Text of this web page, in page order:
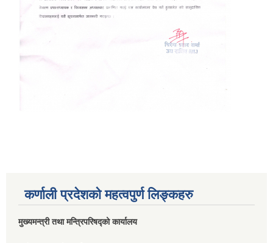
कर्णाली प्रदेशको महत्वपुर्ण लिङ्कहरु
मुख्यमन्त्री तथा मन्त्रिपरिषद्को कार्यालय